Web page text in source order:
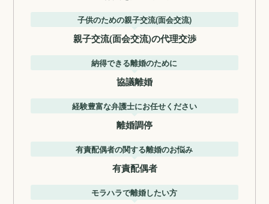
子供のための親子交流(面会交流)
親子交流(面会交流)の代理交渉
納得できる離婚のために
協議離婚
経験豊富な弁護士にお任せください
離婚調停
有責配偶者の関する離婚のお悩み
有責配偶者
モラハラで離婚したい方